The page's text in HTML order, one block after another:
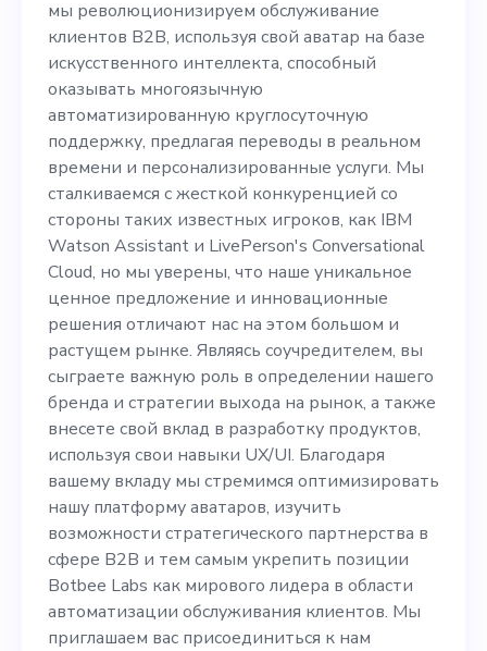
круглосуточную
поддержку, предлагая
переводы в реальном
времени и
персонализированные
услуги. Мы сталкиваемся с
жесткой конкуренцией со
стороны таких известных
игроков, как IBM Watson
Assistant и LivePerson's
Conversational Cloud, но мы
уверены, что наше
уникальное ценное
предложение и
инновационные решения
отличают нас на этом
мы революционизируем обслуживание
клиентов B2B, используя свой аватар на базе
искусственного интеллекта, способный
оказывать многоязычную
автоматизированную круглосуточную
поддержку, предлагая переводы в реальном
времени и персонализированные услуги. Мы
сталкиваемся с жесткой конкуренцией со
стороны таких известных игроков, как IBM
Watson Assistant и LivePerson's Conversational
Cloud, но мы уверены, что наше уникальное
ценное предложение и инновационные
решения отличают нас на этом большом и
растущем рынке. Являясь соучредителем, вы
сыграете важную роль в определении нашего
бренда и стратегии выхода на рынок, а также
внесете свой вклад в разработку продуктов,
используя свои навыки UX/UI. Благодаря
вашему вкладу мы стремимся оптимизировать
нашу платформу аватаров, изучить
возможности стратегического партнерства в
сфере B2B и тем самым укрепить позиции
Botbee Labs как мирового лидера в области
автоматизации обслуживания клиентов. Мы
приглашаем вас присоединиться к нам